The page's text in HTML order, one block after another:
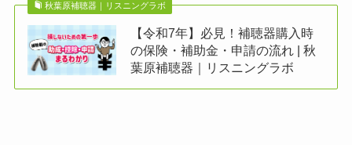
秋葉原補聴器｜リスニングラボ
【令和7年】必見！補聴器購入時
の保険・補助金・申請の流れ | 秋
葉原補聴器｜リスニングラボ